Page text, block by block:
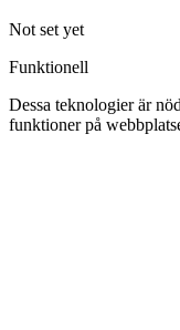
Not set yet
Funktionell
Dessa teknologier är
funktioner på